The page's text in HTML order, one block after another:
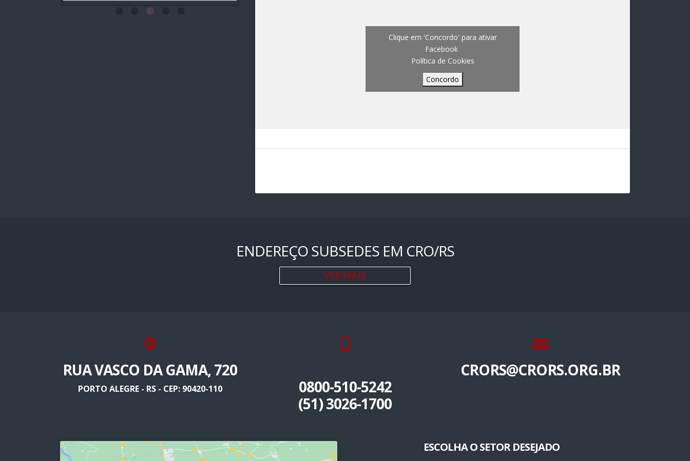
Clique em 'Concordo' para ativar
Facebook
Política de Cookies
Concordo
ENDEREÇO SUBSEDES EM CRO/RS
VER MAIS
RUA VASCO DA GAMA, 720
PORTO ALEGRE - RS - CEP: 90420-110
0800-510-5242
(51) 3026-1700
CRORS@CRORS.ORG.BR
ESCOLHA O SETOR DESEJADO